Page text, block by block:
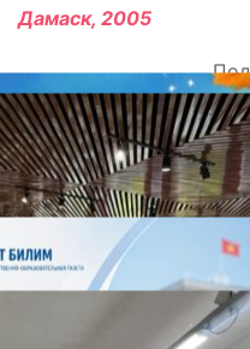
Дамаск, 2005
Последние новости
НЕДЕЛЯ В ОБЗОРЕ
07.08.2026
ДЛЯ МЕТОДИСТОВ